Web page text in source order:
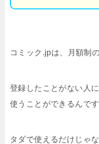
コミック.jpは、月額制
登録したことがない人
使うことができるんです
タダで使えるだけじゃな